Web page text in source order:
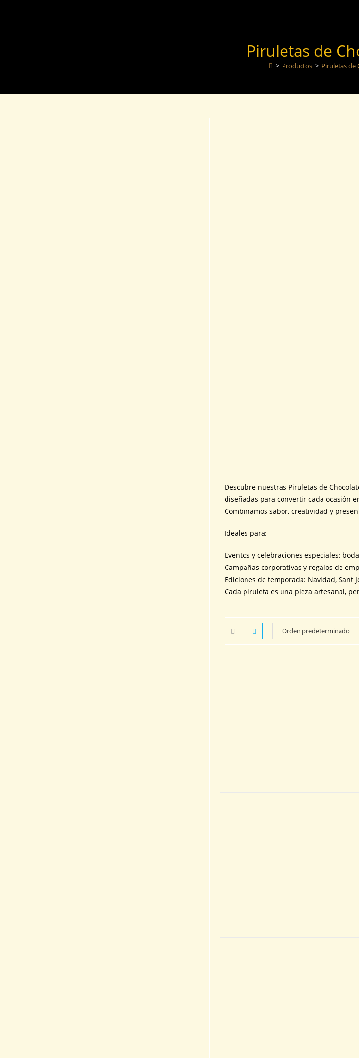
Piruletas de
> Productos > Piruletas de
Descubre nuestras Piruletas de
diseñadas para convertir cada ocasión
Combinamos sabor, creatividad y
Ideales para:
Eventos y celebraciones especiales:
Campañas corporativas y regalos de
Ediciones de temporada: Navidad, Sant
Cada piruleta es una pieza artesanal,